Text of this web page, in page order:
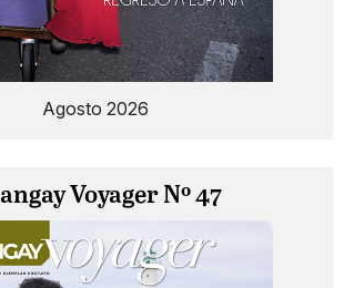
Agosto 2026
Voyager Nº 47